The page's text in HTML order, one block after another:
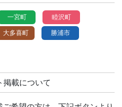
一宮町 睦沢町
大多喜町 勝浦市
掲載について